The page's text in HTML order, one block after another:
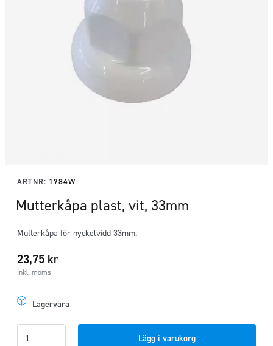
ARTNR: 1784W
Mutterkåpa plast, vit, 33mm
Mutterkåpa för nyckelvidd 33mm.
23,75 kr
Inkl. moms
Lagervara
Lägg i varukorg